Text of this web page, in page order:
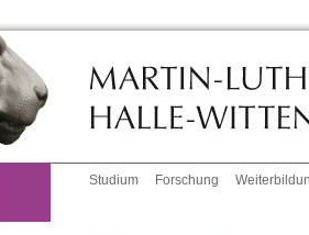
Studium Forschung